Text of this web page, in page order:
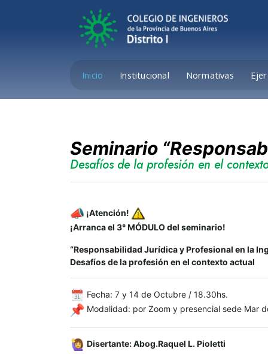
Inicio Institucional Normativas
Seminario
Desafíos de la profesión en el
¡Atención!
¡Arranca el 3° MÓDULO del seminario!
“Responsabilidad Jurídica y Profesional en la
Desafíos de la profesión en el contexto actual
Fecha: 7 y 14 de Octubre / 18.30hs.
Modalidad: por Zoom y presencial sede Mar
Disertante: Abog.Raquel L. Pioletti